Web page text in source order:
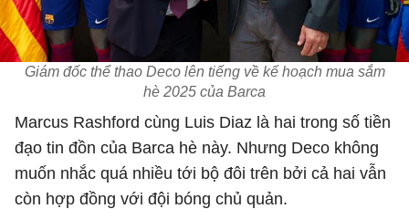
Giám đốc thể thao Deco lên tiếng về kế hoạch mua sắm
hè 2025 của Barca
Marcus Rashford cùng Luis Diaz là hai trong số tiền
đạo tin đồn của Barca hè này. Nhưng Deco không
muốn nhắc quá nhiều tới bộ đôi trên bởi cả hai vẫn
còn hợp đồng với đội bóng chủ quản.